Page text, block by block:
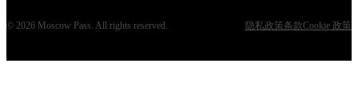
© 2026 Moscow Pass. All rights reserved. 隐私政策条款Cookie 政策